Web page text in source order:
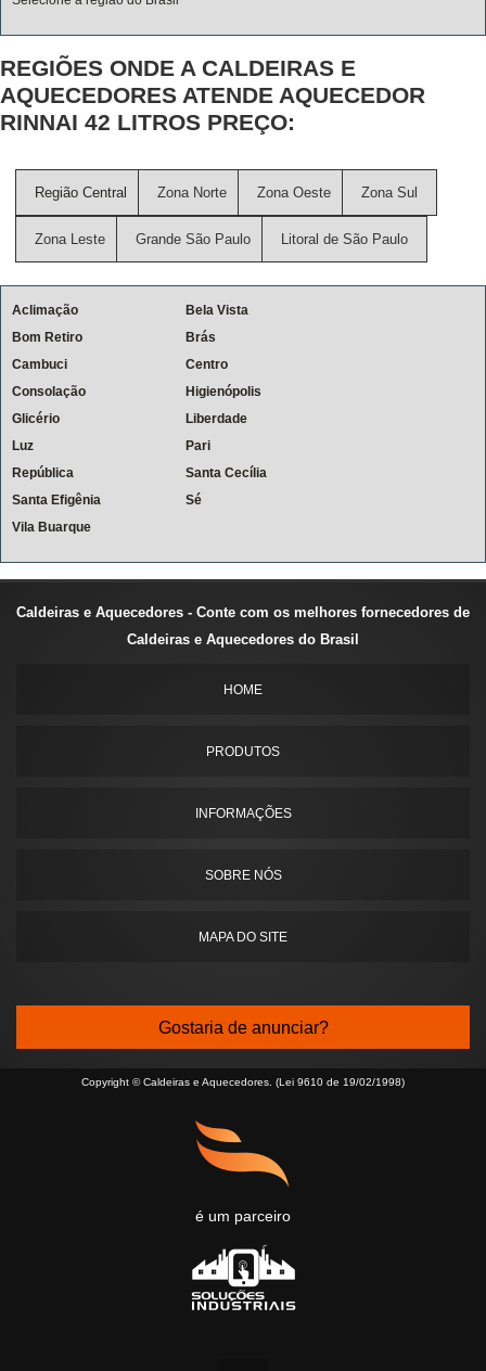
REGIÕES ONDE A CALDEIRAS E
AQUECEDORES ATENDE AQUECEDOR
RINNAI 42 LITROS PREÇO:
Região Central Zona Norte Zona Oeste Zona Sul
Zona Leste Grande São Paulo Litoral de São Paulo
Aclimação
Bela Vista
Bom Retiro
Brás
Cambuci
Centro
Consolação
Higienópolis
Glicério
Liberdade
Luz
Pari
República
Santa Cecília
Santa Efigênia
Sé
Vila Buarque
Caldeiras e Aquecedores - Conte com os melhores fornecedores de
Caldeiras e Aquecedores do Brasil
HOME
PRODUTOS
INFORMAÇÕES
SOBRE NÓS
MAPA DO SITE
Gostaria de anunciar?
Copyright © Caldeiras e Aquecedores. (Lei 9610 de 19/02/1998)
é um parceiro